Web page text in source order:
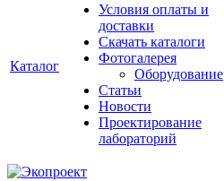
Каталог
Условия оплаты и
доставки
Скачать каталоги
Фотогалерея
Оборудование
Статьи
Новости
Проектирование
лабораторий